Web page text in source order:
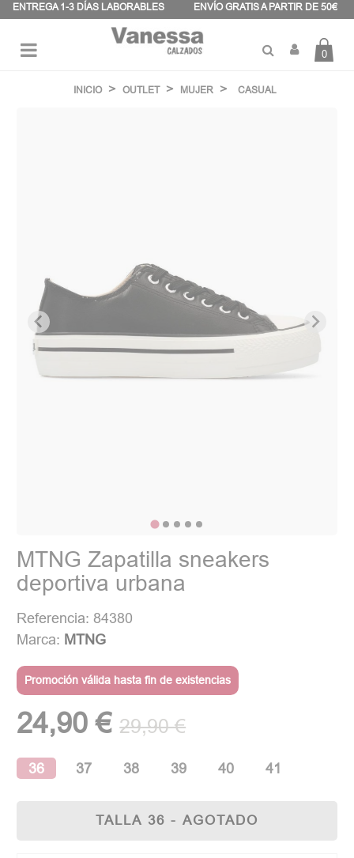
ENTREGA 1-3 DÍAS LABORABLES ENVÍO GRATIS A PARTIR DE 50€
palanca
0
INICIO OUTLET MUJER CASUAL
MTNG Zapatilla sneakers
deportiva urbana
Referencia: 84380
Marca: MTNG
Promoción válida hasta fin de existencias
24,90 € 29,90 €
36 37 38 39 40 41
TALLA 36 - AGOTADO
Panel de gestión de cookies